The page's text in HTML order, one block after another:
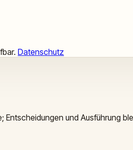
Datenschutz
und Ausführung